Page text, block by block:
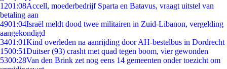
1201:08Accell, moederbedrijf Sparta en Batavus, vraagt uitstel van
betaling aan
4901:04Israël meldt dood twee militairen in Zuid-Libanon, vergelding
aangekondigd
3401:01Kind overleden na aanrijding door AH-bestelbus in Dordrecht
1500:51Duitser (93) crasht met quad tegen boom, vier gewonden
5300:28Van den Brink zet nog eens 14 gemeenten onder toezicht om